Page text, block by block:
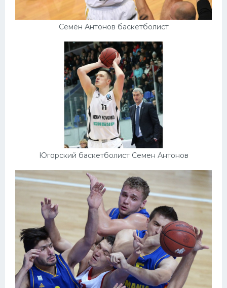
Семён Антонов баскетболист
Югорский баскетболист Семен Антонов